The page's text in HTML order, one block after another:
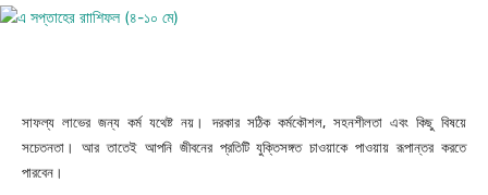
সাফল্য লাভের জন্য কর্ম যথেষ্ট নয়। দরকার সঠিক কর্মকৌশল, সহনশীলতা এবং কিছু বিষয়ে
সচেতনতা। আর তাতেই আপনি জীবনের প্রতিটি যুক্তিসঙ্গত চাওয়াকে পাওয়ায় রূপান্তর করতে
পারবেন।